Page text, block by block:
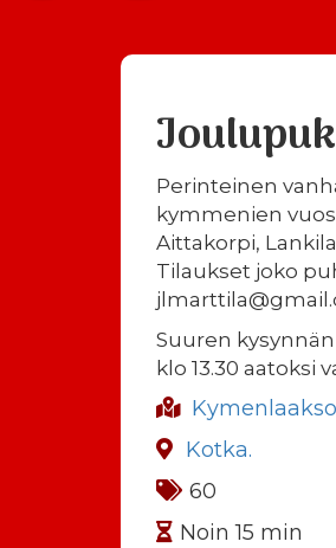
Perinteinen
kymmenien
Aittakorpi,
Tilaukset joko
Suuren kysynnän
klo 13.30 aatoksi
Kymenlaakso
Kotka.
60
Noin 15 min